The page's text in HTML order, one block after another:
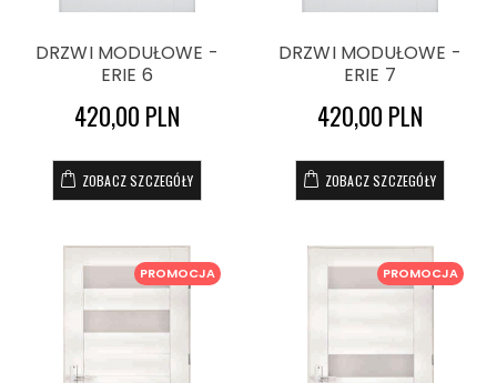
DRZWI MODUŁOWE -
ERIE 6
420,00 PLN
ZOBACZ SZCZEGÓŁY
DRZWI MODUŁOWE -
ERIE 7
420,00 PLN
ZOBACZ SZCZEGÓŁY
PROMOCJA PROMOCJA